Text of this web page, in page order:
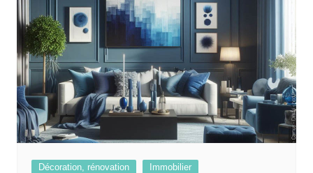
Décoration, rénovation Immobilier